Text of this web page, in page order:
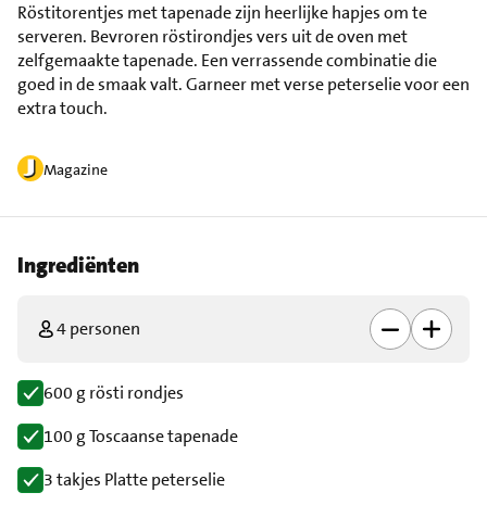
Magazine
Röstitorentjes met tapenade zijn heerlijke hapjes om te
serveren. Bevroren röstirondjes vers uit de oven met
zelfgemaakte tapenade. Een verrassende combinatie die
goed in de smaak valt. Garneer met verse peterselie voor een
extra touch.
Ingrediënten
4 personen
600 g rösti rondjes
100 g Toscaanse tapenade
3 takjes Platte peterselie